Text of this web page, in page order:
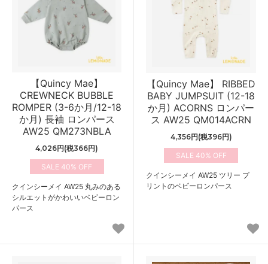
【Quincy Mae】
CREWNECK BUBBLE
ROMPER (3-6か月/12-18
か月) 長袖 ロンパース
AW25 QM273NBLA
4,026円(税366円)
40%
クインシーメイ AW25 丸みのある
シルエットがかわいいベビーロン
パース
【Quincy Mae】 RIBBED
BABY JUMPSUIT (12-18
か月) ACORNS ロンパー
ス AW25 QM014ACRN
4,356円(税396円)
40%
クインシーメイ AW25 ツリー プ
リントのベビーロンパース